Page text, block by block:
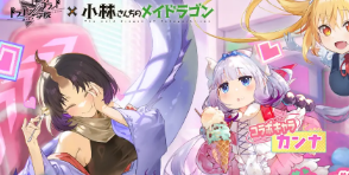
ピックアップ
電ファミのいま読まれている記事ランキング
アプリセール情報